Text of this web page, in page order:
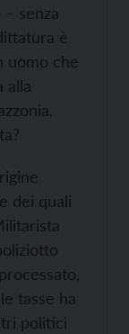
senza
è
uomo che
alla
dei quali
tasse ha
politici